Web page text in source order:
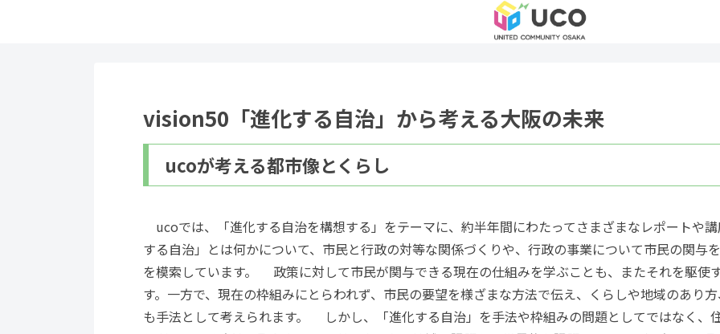
vision50「進化する自治」から考える大阪の未来
ucoが考える都市像とくらし
ucoでは、「進化する自治を構想する」をテーマに、約半年間にわたってさまざまなレポート
する自治」とは何かについて、市民と行政の対等な関係づくりや、行政の事業について市民の関与
を模索しています。 政策に対して市民が関与できる現在の仕組みを学ぶことも、またそれを駆使
す。一方で、現在の枠組みにとらわれず、市民の要望を様ざまな方法で伝え、くらしや地域のあり
も手法として考えられます。 しかし、「進化する自治」を手法や枠組みの問題としてではなく、